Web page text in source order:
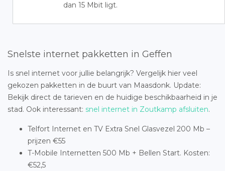
dan 15 Mbit ligt.
Snelste internet pakketten in Geffen
Is snel internet voor jullie belangrijk? Vergelijk hier veel
gekozen pakketten in de buurt van Maasdonk. Update:
Bekijk direct de tarieven en de huidige beschikbaarheid in je
stad. Ook interessant: snel internet in Zoutkamp afsluiten.
Telfort Internet en TV Extra Snel Glasvezel 200 Mb –
prijzen €55
T-Mobile Internetten 500 Mb + Bellen Start. Kosten:
€52,5